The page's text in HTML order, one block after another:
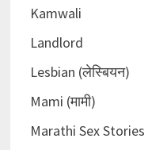
Kamwali
Landlord
Lesbian (लेस्बियन)
Mami (मामी)
Marathi Sex Stories